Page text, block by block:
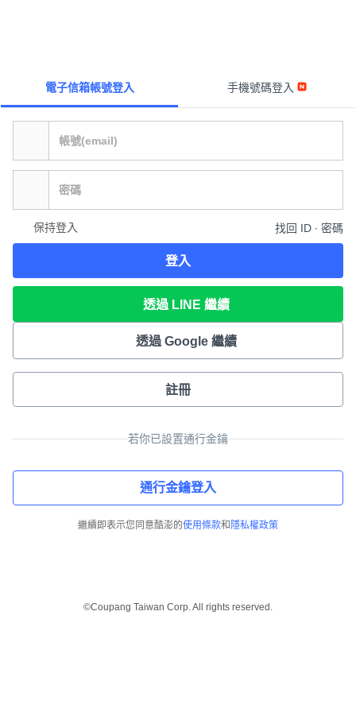
電子信箱帳號登入 手機號碼登入
保持登入 找回 ID ∙ 密碼
登入
透過 LINE 繼續
透過 Google 繼續
註冊
若你已設置通行金鑰
通行金鑰登入
繼續即表示您同意酷澎的使用條款和 隱私權政策
©Coupang Taiwan Corp. All rights reserved.